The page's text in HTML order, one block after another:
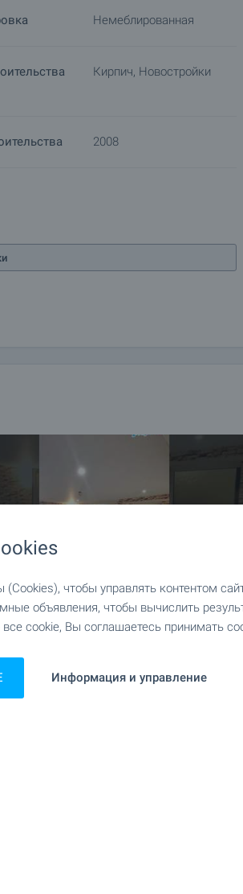
для заключения
с ответственным брокером по
Немеблированная
Кирпич, Новостройки
2008
+10
чтобы управлять контентом
объявления, чтобы вычислить
cookie, Вы соглашаетесь принимать
Информация и управление